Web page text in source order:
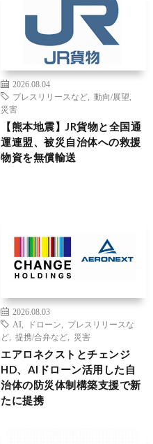
2026.08.04
プレスリリースなど
動向/展望
災害
【熊本地震】JR貨物と全国通
運連盟、被災自治体への救援
物資を無償輸送
2026.08.03
AI
ドローン
プレスリリースな
ど
提携/合弁など 災害
エアロネクストとチェンジ
HD、AIドローン活用した自
治体の防災体制構築支援で新
たに提携